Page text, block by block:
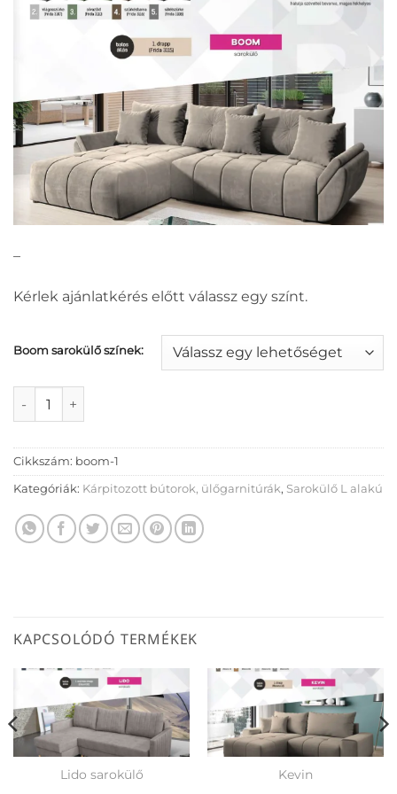
–
Kérlek ajánlatkérés előtt válassz egy színt.
Boom sarokülő színek:
Boom sarokülő mennyiség
Cikkszám: boom-1
Kategóriák: Kárpitozott bútorok, ülőgarnitúrák, Sarokülő L alakú
KAPCSOLÓDÓ TERMÉKEK
Lido sarokülő Kevin